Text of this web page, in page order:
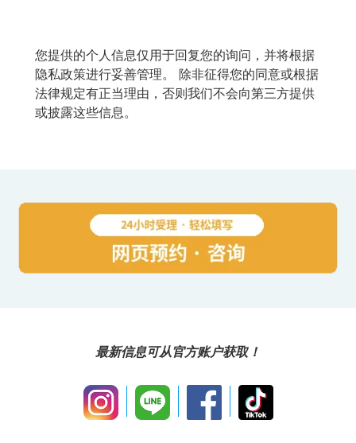
您提供的个人信息仅用于回复您的询问，并将根据
隐私政策进行妥善管理。 除非征得您的同意或根据
法律规定有正当理由，否则我们不会向第三方提供
或披露这些信息。
最新信息可从官方账户获取！